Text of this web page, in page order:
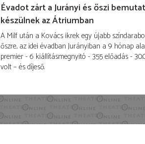
Évadot zárt a Jurányi és őszi
készülnek az Átriumban
A Milf után a Kovács ikrek egy újabb
őszre, az idei évadban Jurányiban a 9 hónap
premier - 6 kiállításmegnyitó - 355 előadás -
volt – és díjeső.